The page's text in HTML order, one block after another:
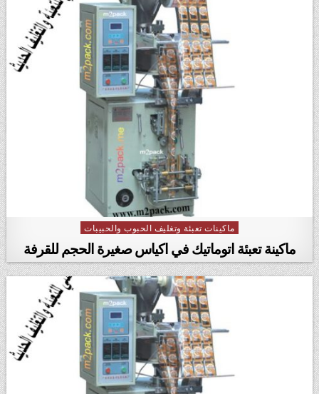
Posted in
ماكينات تعبئة وتغليف الحبوب والحبيبات
ماكينة تعبئة اتوماتيك في اكياس صغيرة الحجم للقرفة